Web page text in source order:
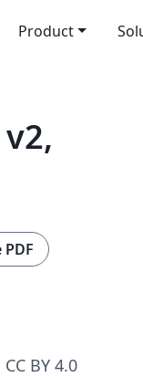
Product
PDF
BY 4.0